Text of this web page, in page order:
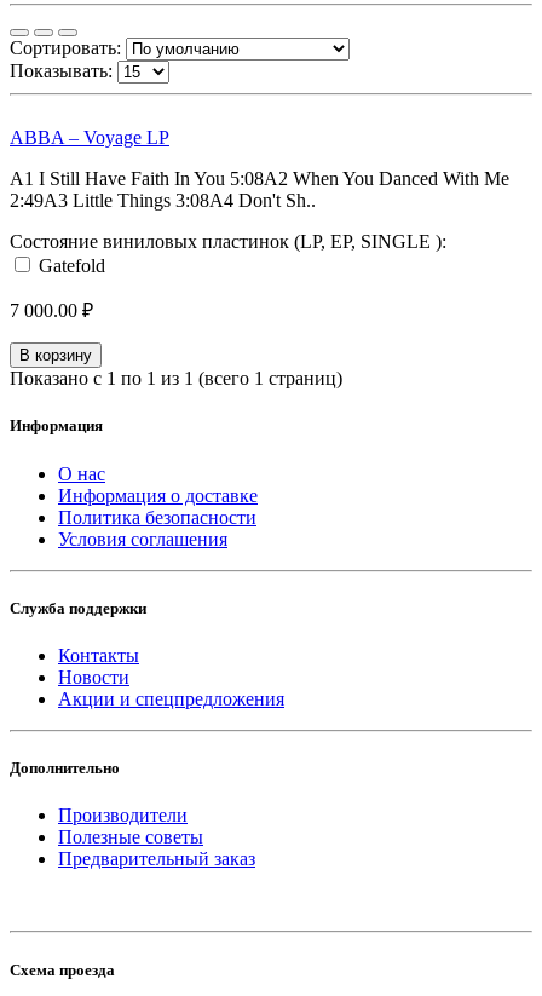
Сортировать:
Показывать:
ABBA – Voyage LP
A1 I Still Have Faith In You 5:08A2 When You Danced With Me
2:49A3 Little Things 3:08A4 Don't Sh..
Состояние виниловых пластинок (LP, EP, SINGLE ):
Gatefold
7 000.00 ₽
В корзину
Показано с 1 по 1 из 1 (всего 1 страниц)
Информация
О нас
Информация о доставке
Политика безопасности
Условия соглашения
Служба поддержки
Контакты
Новости
Акции и спецпредложения
Дополнительно
Производители
Полезные советы
Предварительный заказ
Схема проезда